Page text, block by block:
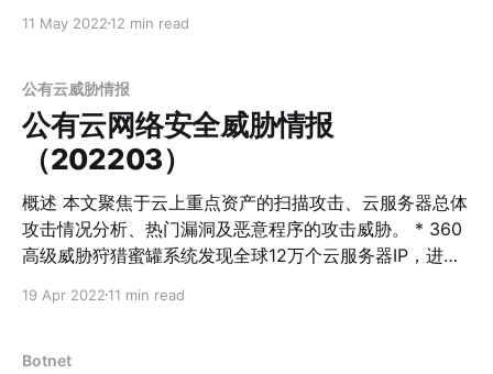
信息，我们认为Orchard会是一个长期活跃、持续发展的
技术，以及它这3个版本的发展过程。本文要点如下： *
Orchard是一个使用了DGA技术的botnet家族，核心功能
39家单位所属的云服务资产IP，这些单位涉及政府、医
产品和Apache Struts2爆出高危漏洞，两个漏洞技术细节
已经公开，并且我们发现两个漏洞都已有在野利用和利用
漏洞传播恶意软件的行为。 * 本月共记录来源于云服务器
的扫描和攻击会话3.7亿次，其中漏洞攻击会话2400万
次，传播恶意软件会话77.2万次。 云上重点资产扫描攻击
四月份，我们共监测到全国39个公有云重点资产存在异常
扫描及攻击行为。 随着云服务的普及，云安全问题也随之
继续发动攻击。4月份我们发现了国内39个云服务器重点
入侵。从行业分布看，事业单位和政府机关的云上资产安
11 May 2022 12 min read
公有云威胁情报
公有云网络安全威胁情报
（202203）
概述 本文聚焦于云上重点资产的扫描攻击、云服务器总体
攻击情况分析、热门漏洞及恶意程序的攻击威胁。 * 360
高级威胁狩猎蜜罐系统发现全球12万个云服务器IP，进行
内156家单位的服务器IP，涉及大型央企、政府机关等行
22947、CVE-2022-22963、CVE-2022-22965，本文
19 Apr 2022 11 min read
Botnet